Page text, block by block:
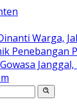
Warga,
Penebangan